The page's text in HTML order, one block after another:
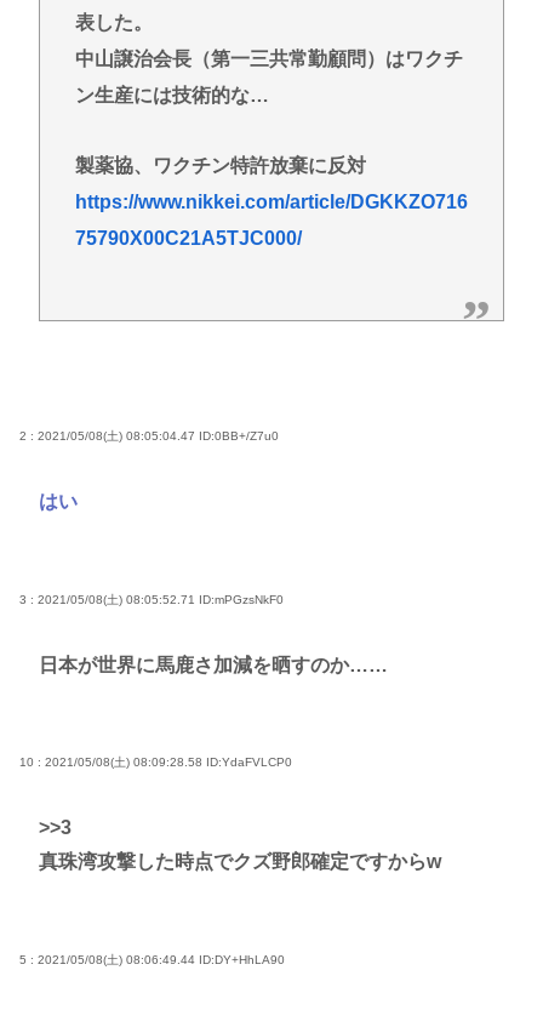
的に不可能と大爆笑
【悲報】グエン、またまたまたまたまたまた逮捕
www
【緊急】少子化の原因、判明するwww
誰でもできる仕事してるやつって死にたくならん
の？
万程度で買える.コスパ最強車がここにあるのに
表した。
中山譲治会長（第一三共常勤顧問）はワクチ
ン生産には技術的な…
製薬協、ワクチン特許放棄に反対
https://www.nikkei.com/article/DGKKZO716
75790X00C21A5TJC000/
2 : 2021/05/08(土) 08:05:04.47 ID:0BB+/Z7u0
はい
3 : 2021/05/08(土) 08:05:52.71 ID:mPGzsNkF0
日本が世界に馬鹿さ加減を晒すのか……
10 : 2021/05/08(土) 08:09:28.58 ID:YdaFVLCP0
>>3
真珠湾攻撃した時点でクズ野郎確定ですからw
5 : 2021/05/08(土) 08:06:49.44 ID:DY+HhLA90